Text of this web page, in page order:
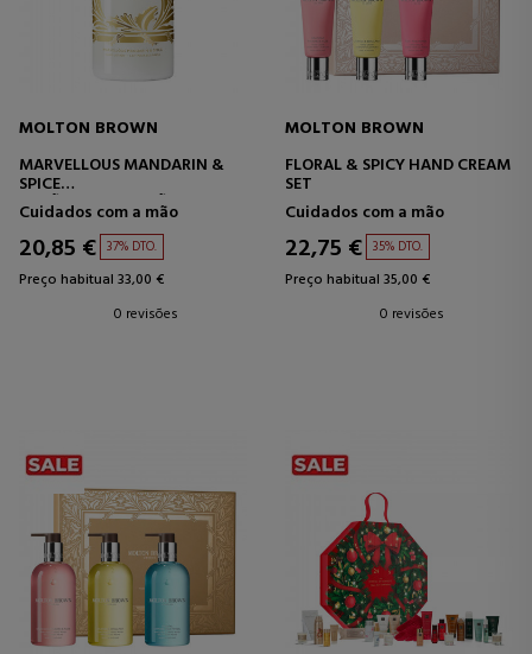
MOLTON BROWN
MARVELLOUS MANDARIN &
SPICE
LOÇÃO PARA AS MÃOS
Cuidados com a mão
20,85 € 37% DTO.
Preço habitual 33,00 €
0 revisões
MOLTON BROWN
FLORAL & SPICY HAND CREAM
SET
Cuidados com a mão
22,75 € 35% DTO.
Preço habitual 35,00 €
0 revisões